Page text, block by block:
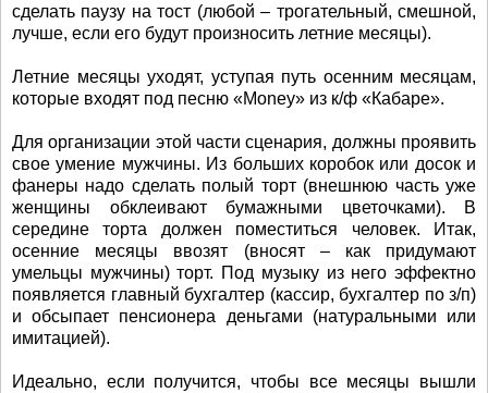
сделать паузу на тост (любой – трогательный, смешной,
лучше, если его будут произносить летние месяцы).
Летние месяцы уходят, уступая путь осенним месяцам,
которые входят под песню «Money» из к/ф «Кабаре».
Для организации этой части сценария, должны проявить
свое умение мужчины. Из больших коробок или досок и
фанеры надо сделать полый торт (внешнюю часть уже
женщины обклеивают бумажными цветочками). В
середине торта должен поместиться человек. Итак,
осенние месяцы ввозят (вносят – как придумают
умельцы мужчины) торт. Под музыку из него эффектно
появляется главный бухгалтер (кассир, бухгалтер по з/п)
и обсыпает пенсионера деньгами (натуральными или
имитацией).
Идеально, если получится, чтобы все месяцы вышли